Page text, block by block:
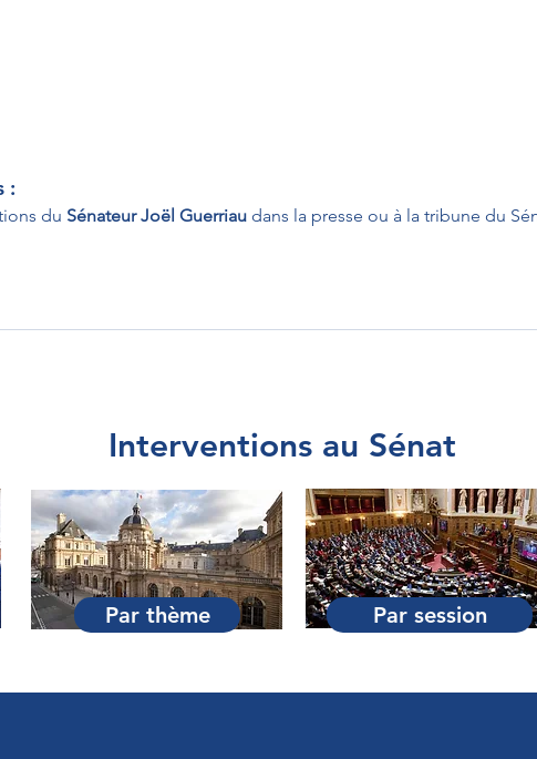
:
du Sénateur Joël Guerriau dans la presse ou à la tribune du
Interventions au Sénat
Par thème Par session